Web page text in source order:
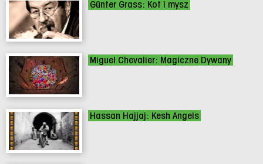
Günter Grass: Kot i mysz
Miguel Chevalier: Magiczne Dywany
Hassan Hajjaj: Kesh Angels